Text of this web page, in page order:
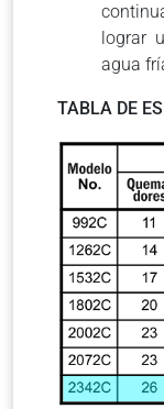
lograr
agua
TABLA DE